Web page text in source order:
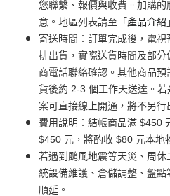
您聯繫、報價與收費。加購
意。地區列表請至「 產品介紹
寄送時間：訂單完成後，電
排出貨，實際送貨時間及部
商電話聯絡確認。其他商品
貨後約 2-3 個工作天送達。
案可直接線上開通，將不另行
費用說明：結帳商品滿 $450
$450 元，將酌收 $80 元本地
若遇到颱風地震等天災、周
統設備維護、倉儲調整、盤
順延。